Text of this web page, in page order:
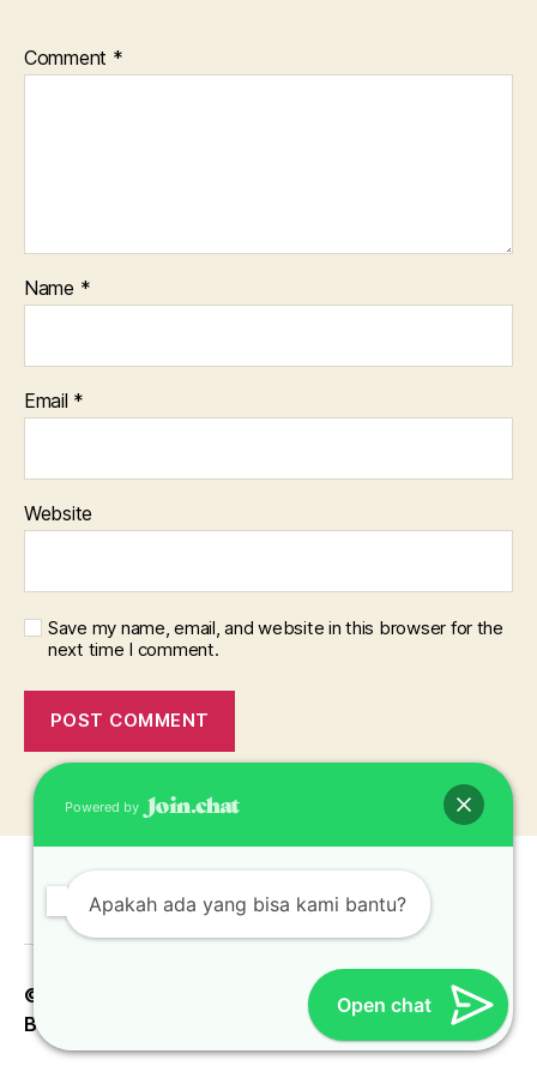
Comment *
Name *
Email *
Website
Save my name, email, and website in this browser for the
next time I comment.
© 2026
Konveksi Topi Jakarta Bekasi Depok
Bogor
Up ↑
Powered by
Apakah ada yang bisa kami bantu?
Open chat